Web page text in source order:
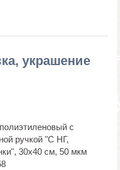
украшение
с
ручкой "С НГ,
30х40 см, 50 мкм